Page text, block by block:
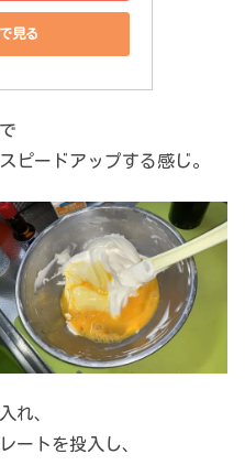
見る
ピードアップする感じ。
れ、
ートを投入し、